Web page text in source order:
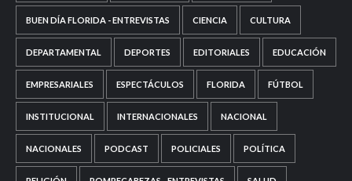
BUEN DÍA FLORIDA - ENTREVISTAS CIENCIA CULTURA
DEPARTAMENTAL DEPORTES EDITORIALES EDUCACIÓN
EMPRESARIALES ESPECTÁCULOS FLORIDA FÚTBOL
INSTITUCIONAL INTERNACIONALES NACIONAL
NACIONALES PODCAST POLICIALES POLÍTICA